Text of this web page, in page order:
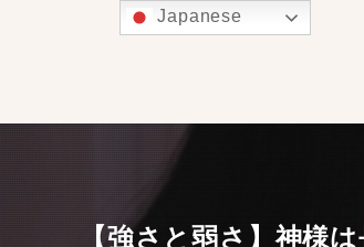
【強さと弱さ】神様
Japanese